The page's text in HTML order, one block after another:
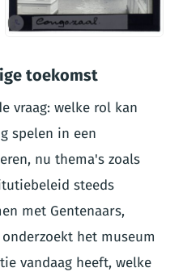
JPG
toekomst
vraag: welke rol kan
spelen in een
nu thema's zoals
steeds
met Gentenaars,
het museum
vandaag heeft, welke